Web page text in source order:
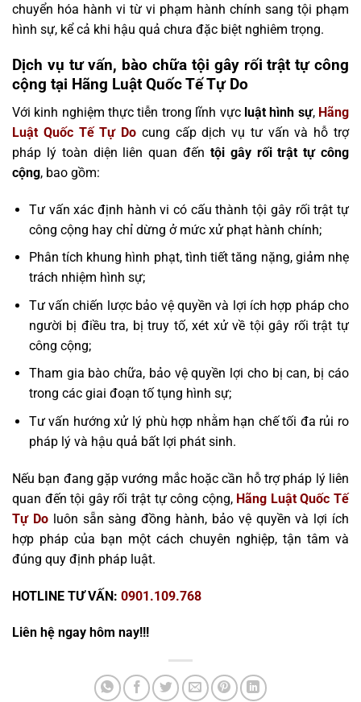
chuyển hóa hành vi từ vi phạm hành chính sang tội phạm
hình sự, kể cả khi hậu quả chưa đặc biệt nghiêm trọng.
Dịch vụ tư vấn, bào chữa tội gây rối trật tự công
cộng tại Hãng Luật Quốc Tế Tự Do
Với kinh nghiệm thực tiễn trong lĩnh vực luật hình sự, Hãng
Luật Quốc Tế Tự Do cung cấp dịch vụ tư vấn và hỗ trợ
pháp lý toàn diện liên quan đến tội gây rối trật tự công
cộng, bao gồm:
Tư vấn xác định hành vi có cấu thành tội gây rối trật tự
công cộng hay chỉ dừng ở mức xử phạt hành chính;
Phân tích khung hình phạt, tình tiết tăng nặng, giảm nhẹ
trách nhiệm hình sự;
Tư vấn chiến lược bảo vệ quyền và lợi ích hợp pháp cho
người bị điều tra, bị truy tố, xét xử về tội gây rối trật tự
công cộng;
Tham gia bào chữa, bảo vệ quyền lợi cho bị can, bị cáo
trong các giai đoạn tố tụng hình sự;
Tư vấn hướng xử lý phù hợp nhằm hạn chế tối đa rủi ro
pháp lý và hậu quả bất lợi phát sinh.
Nếu bạn đang gặp vướng mắc hoặc cần hỗ trợ pháp lý liên
quan đến tội gây rối trật tự công cộng, Hãng Luật Quốc Tế
Tự Do luôn sẵn sàng đồng hành, bảo vệ quyền và lợi ích
hợp pháp của bạn một cách chuyên nghiệp, tận tâm và
đúng quy định pháp luật.
HOTLINE TƯ VẤN: 0901.109.768
Liên hệ ngay hôm nay!!!